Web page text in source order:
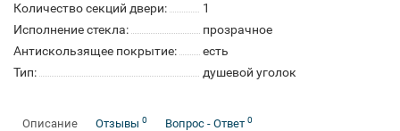
Количество секций двери:
1
Исполнение стекла:
прозрачное
Антискользящее покрытие:
есть
Тип:
душевой уголок
Описание Отзывы 0 Вопрос - Ответ 0